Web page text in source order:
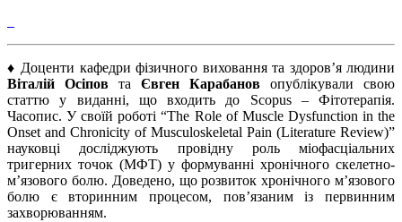
♦ Доценти кафедри фізичного виховання та здоров’я людини
Віталій Осіпов та Євген Карабанов опублікували свою
статтю у виданні, що входить до Scopus – Фітотерапія.
Часопис. У своїй роботі “The Role of Muscle Dysfunction in the
Onset and Chronicity of Musculoskeletal Pain (Literature Review)”
науковці досліджують провідну роль міофасціальних
тригерних точок (МФТ) у формуванні хронічного скелетно-
м’язового болю. Доведено, що розвиток хронічного м’язового
болю є вторинним процесом, пов’язаним із первинним
захворюванням.